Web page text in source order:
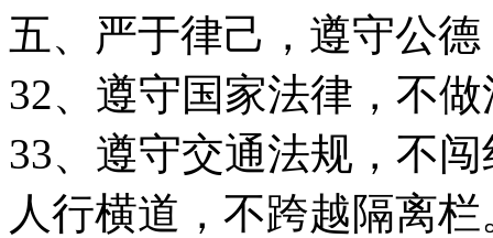
五、严于律己，遵守公德
32、遵守国家法律，不
33、遵守交通法规，不
人行横道，不跨越隔离栏